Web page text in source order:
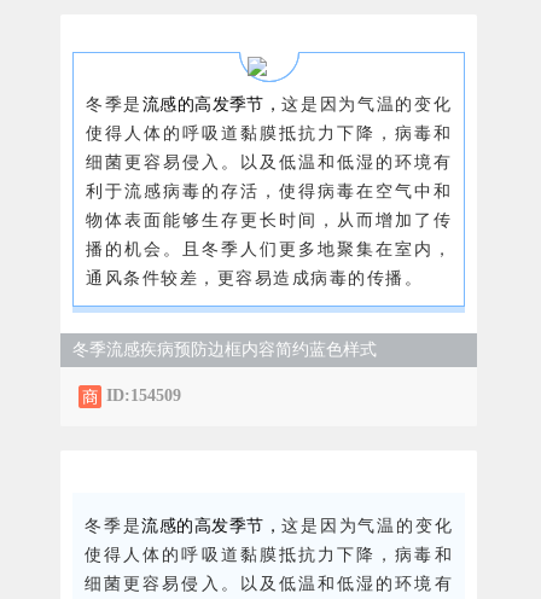
冬季是 流感的高发季节，这是因为气温的变化
使得人体的呼吸道黏膜抵抗力下降，病毒和
细菌更容易侵入。以及低温和低湿的环境有
利于流感病毒的存活，使得病毒在空气中和
物体表面能够生存更长时间，从而增加了传
播的机会。且冬季人们更多地聚集在室内，
通风条件较差，更容易造成病毒的传播。
冬季流感疾病预防边框内容简约蓝色样式
ID:154509
冬季是流感的高发季节，这是因为气温的变化
使得人体的呼吸道黏膜抵抗力下降，病毒和
细菌更容易侵入。以及低温和低湿的环境有